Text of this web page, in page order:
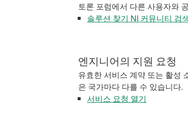
토론 포럼에서 다른 사용자와
솔루션 찾기 NI 커뮤니티 검
엔지니어의 지원 요청
유효한 서비스 계약 또는 활성
은 국가마다 다를 수 있습니다.
서비스 요청 열기